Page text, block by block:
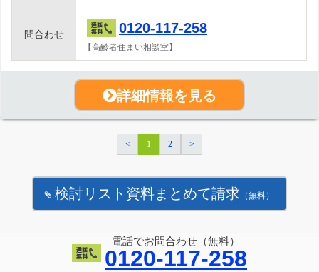
問合わせ 0120-117-258
【高齢者住まい相談室】
詳細情報を見る
< 1 2 >
検討リスト資料まとめて請求 （無料）
電話でお問合わせ（無料）
0120-117-258